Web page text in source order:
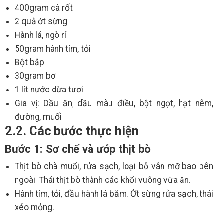
400gram cà rốt
2 quả ớt sừng
Hành lá, ngò rí
50gram hành tím, tỏi
Bột bắp
30gram bơ
1 lít nước dừa tươi
Gia vị: Dầu ăn, dầu màu điều, bột ngọt, hạt nêm,
đường, muối
2.2. Các bước thực hiện
Bước 1: Sơ chế và ướp thịt bò
Thịt bò chà muối, rửa sạch, loại bỏ vân mỡ bao bên
ngoài. Thái thịt bò thành các khối vuông vừa ăn.
Hành tím, tỏi, đầu hành lá băm. Ớt sừng rửa sạch, thái
xéo mỏng.